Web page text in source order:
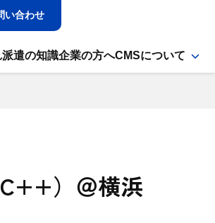
い合わせ
派遣の知識企業の方へCMSについて
）＠横浜